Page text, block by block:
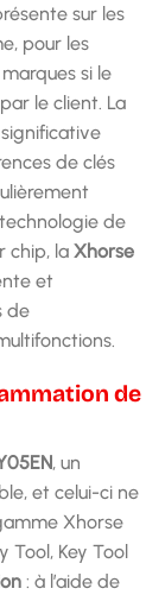
sur les
pour les
si le
le client. La
de clés
de
chip, la Xhorse
et
de
de
, un
et celui-ci ne
Xhorse
Tool, Key Tool
: à l’aide de